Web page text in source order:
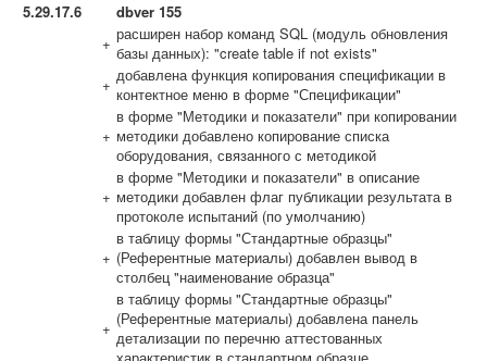
5.29.17.6
dbver 155
+ расширен набор команд SQL (модуль обновления
базы данных): "create table if not exists"
+ добавлена функция копирования спецификации в
контектное меню в форме "Спецификации"
+
в форме "Методики и показатели" при копировании
методики добавлено копирование списка
оборудования, связанного с методикой
+
в форме "Методики и показатели" в описание
методики добавлен флаг публикации результата в
протоколе испытаний (по умолчанию)
+
в таблицу формы "Стандартные образцы"
(Референтные материалы) добавлен вывод в
столбец "наименование образца"
+
в таблицу формы "Стандартные образцы"
(Референтные материалы) добавлена панель
детализации по перечню аттестованных